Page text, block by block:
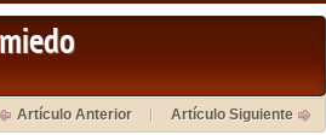
Artículo Anterior Artículo Siguiente